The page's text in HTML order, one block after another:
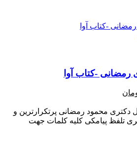
تومان
304,500 تومان
است.
واژه تافل دکتری محمود رمضانی پرتکرارترین و
تلفظ پیامکی کلیه کلمات جهت